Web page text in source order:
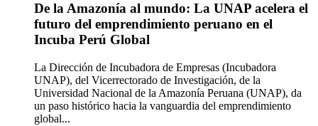
De la Amazonía al mundo: La UNAP acelera el
futuro del emprendimiento peruano en el
Incuba Perú Global
La Dirección de Incubadora de Empresas (Incubadora
UNAP), del Vicerrectorado de Investigación, de la
Universidad Nacional de la Amazonía Peruana (UNAP), da
un paso histórico hacia la vanguardia del emprendimiento
global...